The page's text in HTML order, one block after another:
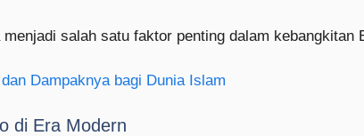
salah satu faktor penting dalam kebangkitan
Dampaknya bagi Dunia Islam
di Era Modern